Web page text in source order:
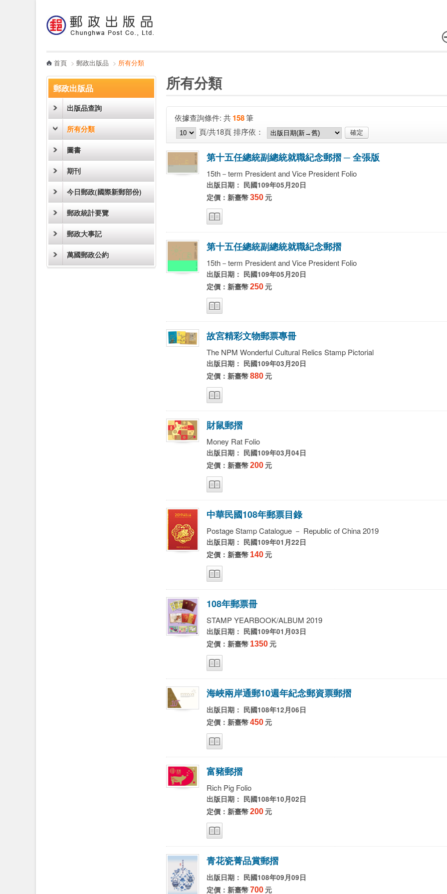
哪裡買
首頁 > 郵政出版品 > 所有分類
郵政出版品
出版品查詢
所有分類
圖書
期刊
今日郵政(國際新郵部份)
郵政統計要覽
郵政大事記
萬國郵政公約
所有分類
依據查詢條件: 共158筆
頁/共18頁排序依：
圖片模式列表模式
第十五任總統副總統就職紀念郵摺─全張版
15th－term President and Vice President Folio
出版日期： 民國109年05月20日
定價：新臺幣350 元
第十五任總統副總統就職紀念郵摺
15th－term President and Vice President Folio
出版日期： 民國109年05月20日
定價：新臺幣250 元
故宮精彩文物郵票專冊
The NPM Wonderful Cultural Relics Stamp Pictorial
出版日期： 民國109年03月20日
定價：新臺幣880 元
財鼠郵摺
Money Rat Folio
出版日期： 民國109年03月04日
定價：新臺幣200 元
中華民國108年郵票目錄
Postage Stamp Catalogue － Republic of China 2019
出版日期： 民國109年01月22日
定價：新臺幣 140 元
108年郵票冊
STAMP YEARBOOK/ALBUM 2019
出版日期： 民國109年01月03日
定價：新臺幣 1350 元
海峽兩岸通郵10週年紀念郵資票郵摺
出版日期： 民國108年12月06日
定價：新臺幣450 元
富豬郵摺
Rich Pig Folio
出版日期： 民國108年10月02日
定價：新臺幣200 元
青花瓷菁品賞郵摺
出版日期： 民國108年09月09日
定價：新臺幣700 元